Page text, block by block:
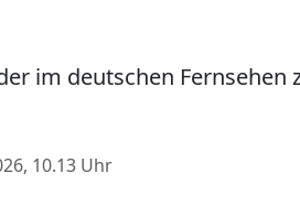
im deutschen
10.13 Uhr